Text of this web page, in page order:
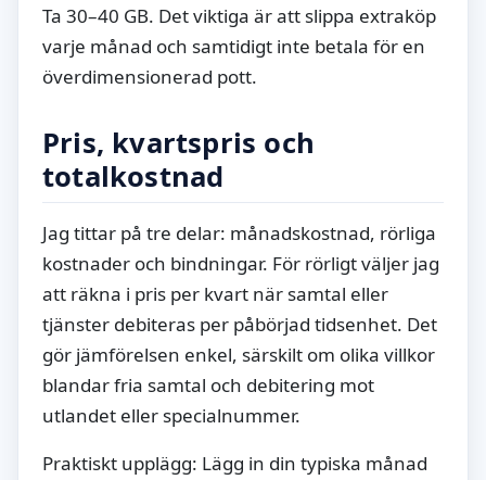
Ta 30–40 GB. Det viktiga är att slippa extraköp
varje månad och samtidigt inte betala för en
överdimensionerad pott.
Pris, kvartspris och
totalkostnad
Jag tittar på tre delar: månadskostnad, rörliga
kostnader och bindningar. För rörligt väljer jag
att räkna i pris per kvart när samtal eller
tjänster debiteras per påbörjad tidsenhet. Det
gör jämförelsen enkel, särskilt om olika villkor
blandar fria samtal och debitering mot
utlandet eller specialnummer.
Praktiskt upplägg: Lägg in din typiska månad